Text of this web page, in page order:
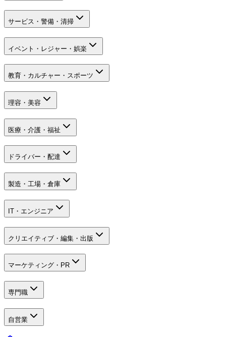
サービス・警備・清掃
イベント・レジャー・娯楽
教育・カルチャー・スポーツ
理容・美容
医療・介護・福祉
ドライバー・配達
製造・工場・倉庫
IT・エンジニア
クリエイティブ・編集・出版
マーケティング・PR
専門職
自営業